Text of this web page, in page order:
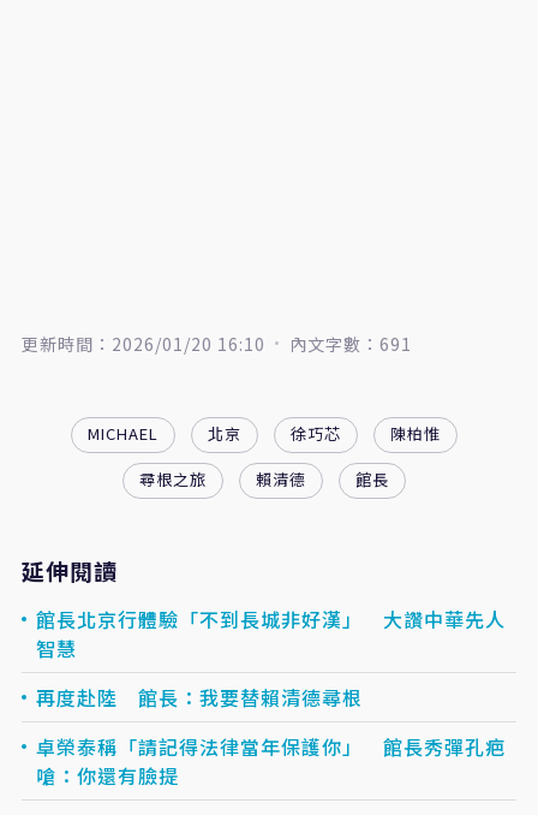
更新時間：2026/01/20 16:10 內文字數：691
MICHAEL 北京 徐巧芯
陳柏惟
尋根之旅
賴清德 館長
延伸閱讀
館長北京行體驗「不到長城非好漢」 大讚中華先人
智慧
再度赴陸 館長：我要替賴清德尋根
卓榮泰稱「請記得法律當年保護你」 館長秀彈孔疤
嗆：你還有臉提